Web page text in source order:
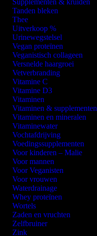
Supplementen & kruiden
Tanden bleken
Thee
Uitverkoop %
Urinewegstelsel
Vegan proteïnen
Veganistisch collageen
Versnelde haargroei
Vetverbranding
Vitamine C
Vitamine D3
Vitaminen
Vitaminen & supplementen
Vitaminen en mineralen
Vitaminewater
Vochtafdrijving
Voedingssupplementen
Voor kinderen – Malie
Voor mannen
Voor Veganisten
Voor vrouwen
Waterdrainage
Whey proteïnen
Wortels
Zaden en vruchten
Zelfbruiner
Zink